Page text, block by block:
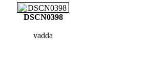
DSCN0398
vadda